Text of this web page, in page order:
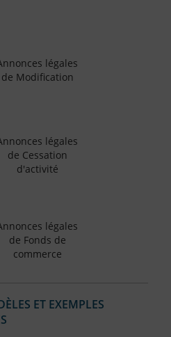
légales
de Modification
légales
de Cessation
d'activité
légales
de Fonds de
commerce
ET EXEMPLES